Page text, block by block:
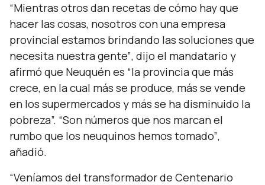
“Mientras otros dan recetas de cómo hay que
hacer las cosas, nosotros con una empresa
provincial estamos brindando las soluciones que
necesita nuestra gente”, dijo el mandatario y
afirmó que Neuquén es “la provincia que más
crece, en la cual más se produce, más se vende
en los supermercados y más se ha disminuido la
pobreza”. “Son números que nos marcan el
rumbo que los neuquinos hemos tomado”,
añadió.
“Veníamos del transformador de Centenario